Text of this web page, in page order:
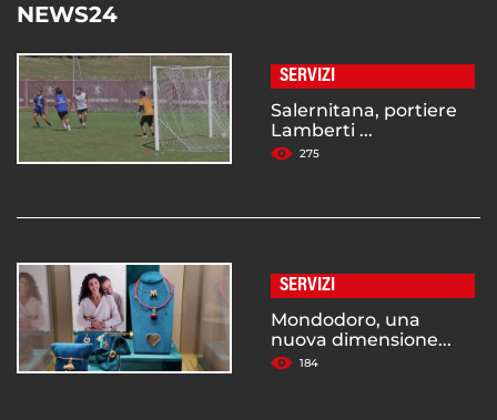
NEWS24
SERVIZI
Salernitana, portiere
Lamberti ...
275
SERVIZI
Mondodoro, una
nuova dimensione...
184